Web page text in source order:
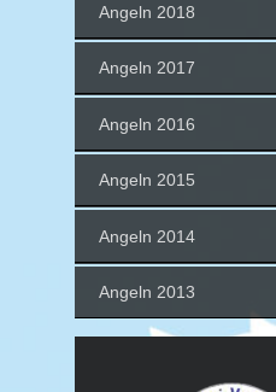
Angeln 2018
Angeln 2017
Angeln 2016
Angeln 2015
Angeln 2014
Angeln 2013